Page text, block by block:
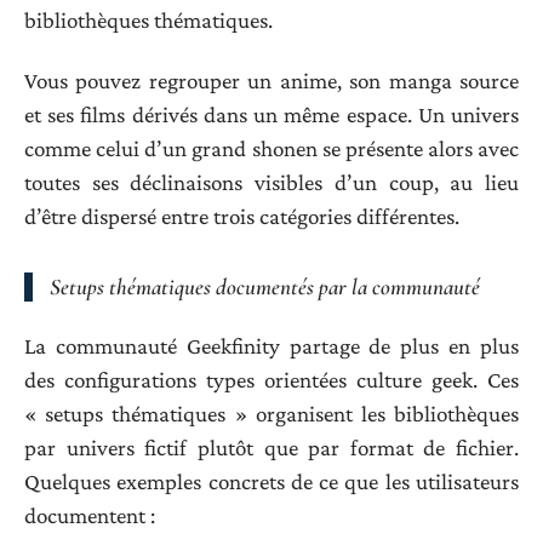
bibliothèques thématiques.
Vous pouvez regrouper un anime, son manga source
et ses films dérivés dans un même espace. Un univers
comme celui d’un grand shonen se présente alors avec
toutes ses déclinaisons visibles d’un coup, au lieu
d’être dispersé entre trois catégories différentes.
Setups thématiques documentés par la communauté
La communauté Geekfinity partage de plus en plus
des configurations types orientées culture geek. Ces
« setups thématiques » organisent les bibliothèques
par univers fictif plutôt que par format de fichier.
Quelques exemples concrets de ce que les utilisateurs
documentent :